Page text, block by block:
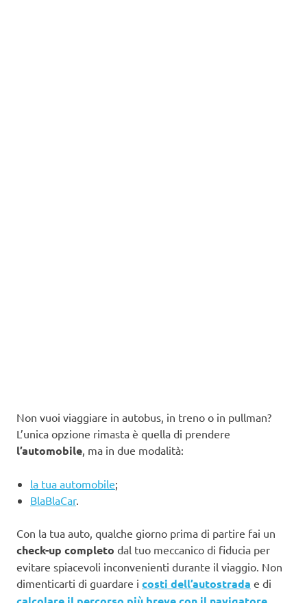
Non vuoi viaggiare in autobus, in treno o in pullman?
L’unica opzione rimasta è quella di prendere
l’automobile, ma in due modalità:
la tua automobile;
BlaBlaCar.
Con la tua auto, qualche giorno prima di partire fai un
check-up completo dal tuo meccanico di fiducia per
evitare spiacevoli inconvenienti durante il viaggio. Non
dimenticarti di guardare i costi dell’autostrada e di